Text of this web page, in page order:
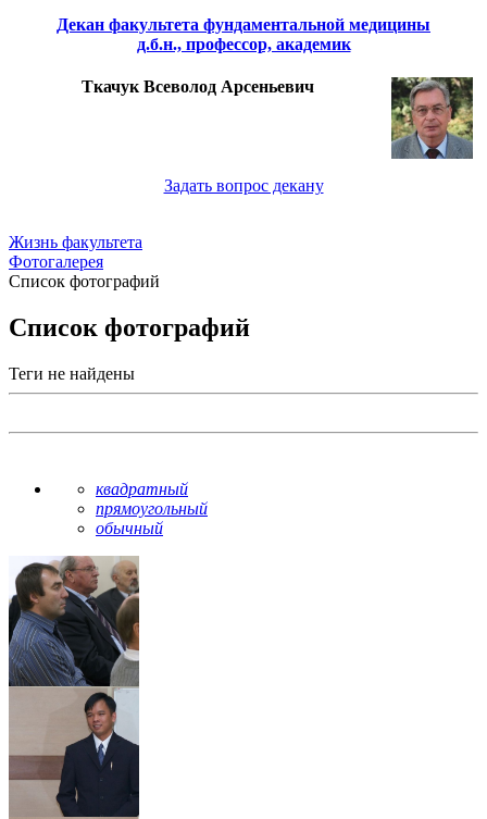
Декан факультета фундаментальной медицины
д.б.н., профессор, академик
Ткачук Всеволод Арсеньевич
Задать вопрос декану
Жизнь факультета
Фотогалерея
Список фотографий
Список фотографий
Теги не найдены
квадратный
прямоугольный
обычный